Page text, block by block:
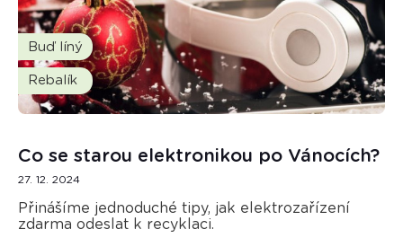
Buď líný
Rebalík
Co se starou elektronikou po Vánocích?
27. 12. 2024
Přinášíme jednoduché tipy, jak elektrozařízení
zdarma odeslat k recyklaci.